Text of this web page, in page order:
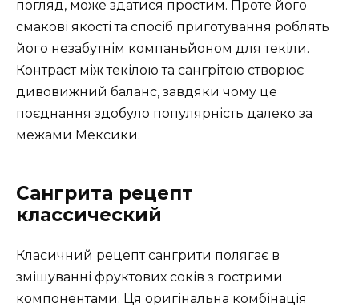
погляд, може здатися простим. Проте його
смакові якості та спосіб приготування роблять
його незабутнім компаньйоном для текіли.
Контраст між текілою та сангрітою створює
дивовижний баланс, завдяки чому це
поєднання здобуло популярність далеко за
межами Мексики.
Сангрита рецепт
классический
Класичний рецепт сангрити полягає в
змішуванні фруктових соків з гострими
компонентами. Ця оригінальна комбінація